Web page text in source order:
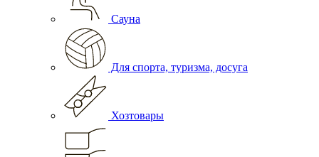
Сауна
Для спорта, туризма, досуга
Хозтовары